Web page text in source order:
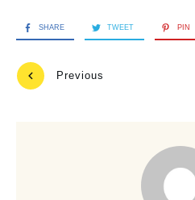
SHARE TWEET PIN
Previous